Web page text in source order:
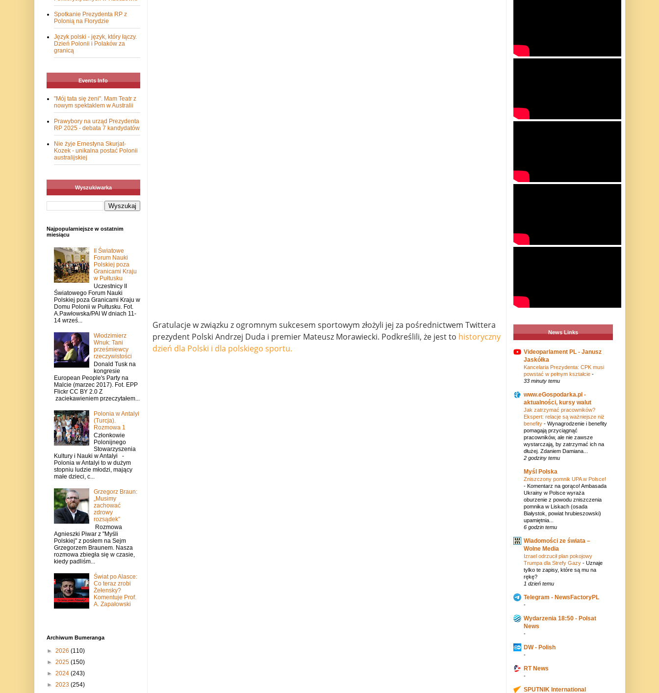
​Gratulacje w związku z ogromnym sukcesem sportowym złożyli jej za pośrednictwem Twittera
prezydent Polski Andrzej Duda i premier Mateusz Morawiecki. Podkreślili, że jest to historyczny
dzień dla Polski i dla polskiego sportu.
Spotkanie Prezydenta RP z
Polonią na Florydzie
Język polski - język, który łączy.
Dzień Polonii i Polaków za
granicą
Events Info
"Mój tata się żeni". Mam Teatr z
nowym spektaklem w Australii
Prawybory na urząd Prezydenta
RP 2025 - debata 7 kandydatów
Nie żyje Ernestyna Skurjat-
Kozek - unikalna postać Polonii
australijskiej
Wyszukiwarka
Najpopularniejsze w ostatnim
miesiącu
II Światowe
Forum Nauki
Polskiej poza
Granicami Kraju
w Pułtusku
Uczestnicy II
Światowego Forum Nauki
Polskiej poza Granicami Kraju w
Domu Polonii w Pułtusku. Fot.
A.Pawłowska/PAI W dniach 11-
14 wrześ...
Włodzimierz
Wnuk: Tani
prześmiewcy
rzeczywistości
Donald Tusk na
kongresie
European People's Party na
Malcie (marzec 2017). Fot. EPP
Flickr CC BY 2.0 Z
zaciekawieniem przeczytałem...
Polonia w Antalyi
(Turcja).
Rozmowa 1
Członkowie
Polonijnego
Stowarzyszenia
Kultury i Nauki w Antalyi -
Polonia w Antalyi to w dużym
stopniu ludzie młodzi, mający
małe dzieci, c...
Grzegorz Braun:
„Musimy
zachować
zdrowy
rozsądek”
Rozmowa
Agnieszki Piwar z "Myśli
Polskiej" z posłem na Sejm
Grzegorzem Braunem. Nasza
rozmowa zbiegła się w czasie,
kiedy padliśm...
Świat po Alasce:
Co teraz zrobi
Żełensky?
Komentuje Prof.
A. Zapałowski
Archiwum Bumeranga
► 2026 (110)
► 2025 (150)
► 2024 (243)
► 2023 (254)
News Links
Videoparlament PL - Janusz
Jaskółka
Kancelaria Prezydenta: CPK musi
powstać w pełnym kształcie -
33 minuty temu
www.eGospodarka.pl -
aktualności, kursy walut
Jak zatrzymać pracowników?
Ekspert: relacje są ważniejsze niż
benefity - Wynagrodzenie i benefity
pomagają przyciągnąć
pracowników, ale nie zawsze
wystarczają, by zatrzymać ich na
dłużej. Zdaniem Damiana...
2 godziny temu
Myśl Polska
Zniszczony pomnik UPA w Polsce!
- Komentarz na gorąco! Ambasada
Ukrainy w Polsce wyraża
oburzenie z powodu zniszczenia
pomnika w Liskach (osada
Białystok, powiat hrubieszowski)
upamiętnia...
6 godzin temu
Wiadomości ze świata –
Wolne Media
Izrael odrzucił plan pokojowy
Trumpa dla Strefy Gazy - Uznaje
tylko te zapisy, które są mu na
rękę?
1 dzień temu
Telegram - NewsFactoryPL
-
Wydarzenia 18:50 - Polsat
News
-
DW - Polish
-
RT News
-
SPUTNIK International